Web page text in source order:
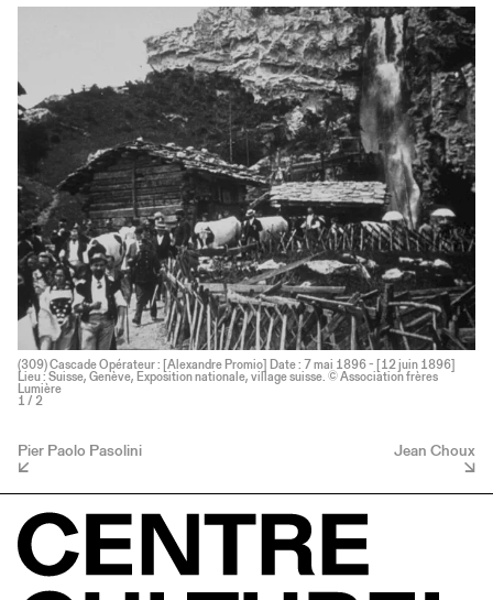
(309) Cascade Opérateur : [Alexandre Promio] Date : 7 mai 1896 - [12 juin 1896]
Lieu : Suisse, Genève, Exposition nationale, village suisse. © Association frères
Lumière
1 / 2
Pier Paolo Pasolini Jean Choux